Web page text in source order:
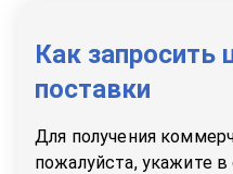
Как запросить
поставки
Для получения
пожалуйста, укажите